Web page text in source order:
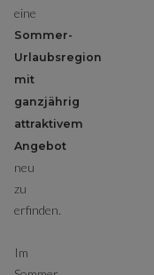
eine
Sommer-
Urlaubsregion
mit
ganzjährig
attraktivem
Angebot
neu
zu
erfinden.
Im